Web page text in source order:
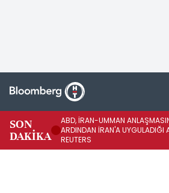
SON
DAKİKA
ABD, İRAN-UMMAN
ARDINDAN İRAN'A UYGULADIĞI
REUTERS